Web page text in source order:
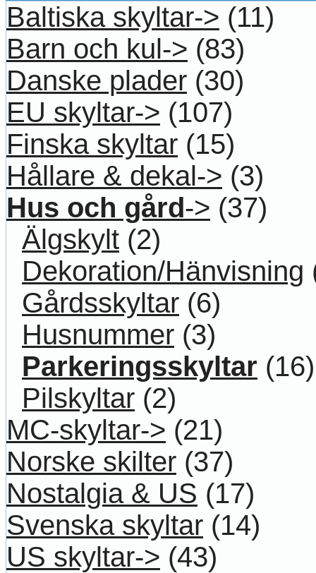
Baltiska skyltar-> (11)
Barn och kul-> (83)
Danske plader (30)
EU skyltar-> (107)
Finska skyltar (15)
Hållare & dekal-> (3)
Hus och gård-> (37)
Älgskylt (2)
Dekoration/Hänvisning
Gårdsskyltar (6)
Husnummer (3)
Parkeringsskyltar (16)
Pilskyltar (2)
MC-skyltar-> (21)
Norske skilter (37)
Nostalgia & US (17)
Svenska skyltar (14)
US skyltar-> (43)